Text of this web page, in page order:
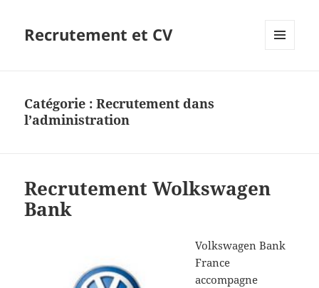
Recrutement et CV
Catégorie :Recrutement dans
l’administration
Recrutement Wolkswagen
Bank
Volkswagen Bank
France
accompagne